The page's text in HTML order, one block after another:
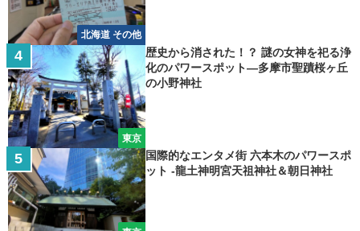
北海道 その他
東京
歴史から消された！？ 謎の女神を祀る浄
化のパワースポット―多摩市聖蹟桜ヶ丘
の小野神社
国際的なエンタメ街 六本木のパワースポ
ット -龍土神明宮天祖神社＆朝日神社